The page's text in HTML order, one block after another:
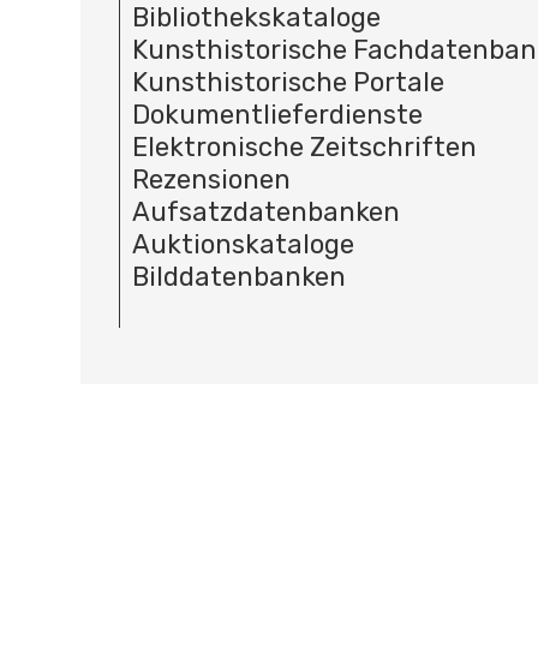
Bibliothekskataloge
Kunsthistorische
Kunsthistorische Portale
Dokumentlieferdienste
Elektronische Zeitschriften
Rezensionen
Aufsatzdatenbanken
Auktionskataloge
Bilddatenbanken